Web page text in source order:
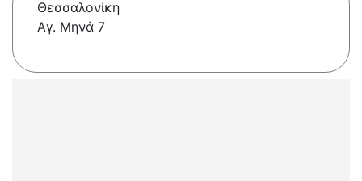
Θεσσαλονίκη
Αγ. Μηνά 7